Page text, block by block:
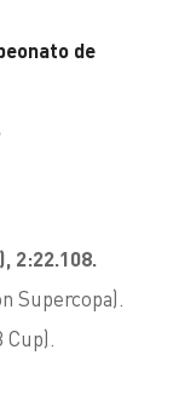
de
2:22.108.
Supercopa).
Cup).